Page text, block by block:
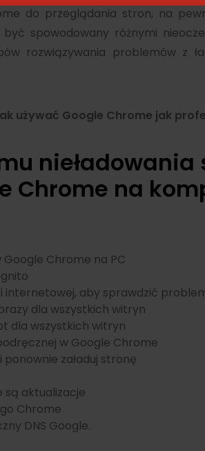
do przeglądania stron, na
spowodowany różnymi
rozwiązywania problemów z
używać Google Chrome jak
nieładowania
Chrome na
Google Chrome na PC
internetowej, aby sprawdzić
dla wszystkich witryn
dla wszystkich witryn
w Google Chrome
ponownie załaduj stronę
są aktualizacje
Chrome
DNS Google.